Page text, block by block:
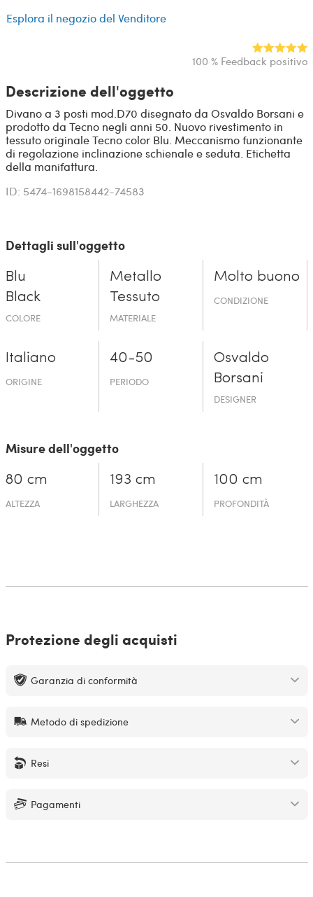
Esplora il negozio del Venditore
100 % Feedback positivo
Descrizione dell'oggetto
Divano a 3 posti mod.D70 disegnato da Osvaldo Borsani e
prodotto da Tecno negli anni 50. Nuovo rivestimento in
tessuto originale Tecno color Blu. Meccanismo funzionante
di regolazione inclinazione schienale e seduta. Etichetta
della manifattura.
ID: 5474-1698158442-74583
Dettagli sull'oggetto
Blu
Black
COLORE
Metallo
Tessuto
MATERIALE
Molto buono
CONDIZIONE
Italiano
ORIGINE
40-50
PERIODO
Osvaldo
Borsani
DESIGNER
Misure dell'oggetto
80 cm
ALTEZZA
193 cm
LARGHEZZA
100 cm
PROFONDITÀ
Protezione degli acquisti
Garanzia di conformità
Metodo di spedizione
Resi
Pagamenti